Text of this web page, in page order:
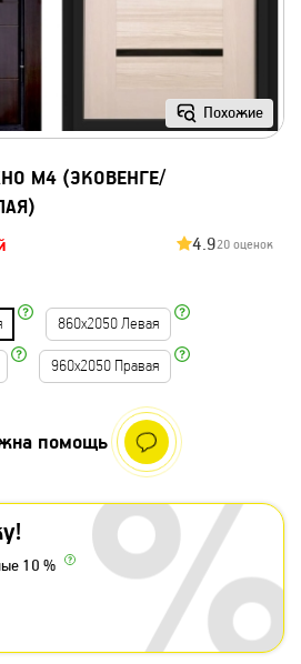
Похожие
М4 (ЭКОВЕНГЕ/
4.920 оценок
860х2050 Левая
960х2050 Правая
10 %
помощь